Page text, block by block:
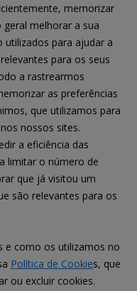
memorizar
melhorar a sua
utilizados para ajudar a
para os seus
a rastrearmos
as preferências
que utilizamos para
nossos sites.
a eficiência das
limitar o número de
que já visitou um
são relevantes para os
e como os utilizamos no
Política de Cookies, que
ou excluir cookies.